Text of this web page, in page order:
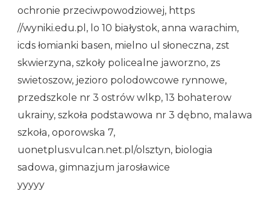
ochronie przeciwpowodziowej, https
//wyniki.edu.pl, lo 10 białystok, anna warachim,
icds łomianki basen, mielno ul słoneczna, zst
skwierzyna, szkoły policealne jaworzno, zs
swietoszow, jezioro polodowcowe rynnowe,
przedszkole nr 3 ostrów wlkp, 13 bohaterow
ukrainy, szkoła podstawowa nr 3 dębno, malawa
szkoła, oporowska 7,
uonetplus.vulcan.net.pl/olsztyn, biologia
sadowa, gimnazjum jarosławice
yyyyy